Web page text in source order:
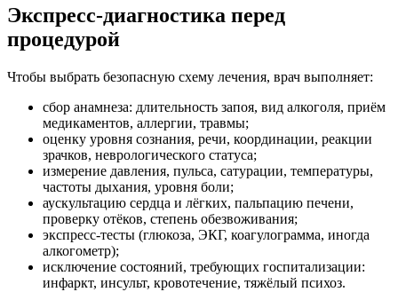
Экспресс-диагностика перед
процедурой
Чтобы выбрать безопасную схему лечения, врач выполняет:
сбор анамнеза: длительность запоя, вид алкоголя, приём
медикаментов, аллергии, травмы;
оценку уровня сознания, речи, координации, реакции
зрачков, неврологического статуса;
измерение давления, пульса, сатурации, температуры,
частоты дыхания, уровня боли;
аускультацию сердца и лёгких, пальпацию печени,
проверку отёков, степень обезвоживания;
экспресс-тесты (глюкоза, ЭКГ, коагулограмма, иногда
алкогометр);
исключение состояний, требующих госпитализации:
инфаркт, инсульт, кровотечение, тяжёлый психоз.